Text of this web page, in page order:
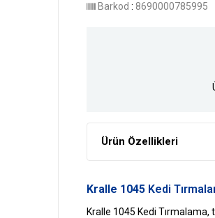
Barkod : 8690000785995
Ürün Özellikleri
Kralle 1045 Kedi
Kralle 1045 Kedi